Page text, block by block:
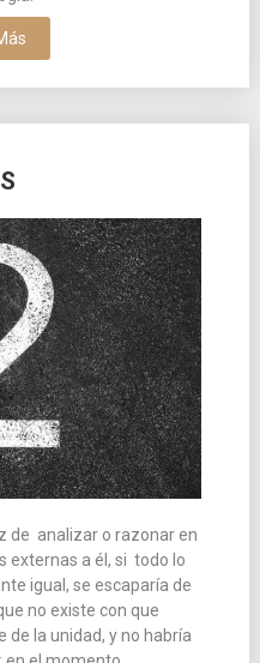
de analizar o razonar en
externas a él, si todo lo
igual, se escaparía de
no existe con que
de la unidad, y no habría